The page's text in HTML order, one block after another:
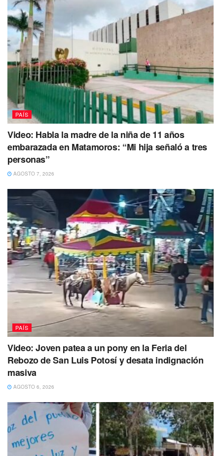
PAÍS
Video: Habla la madre de la niña de 11 años
embarazada en Matamoros: “Mi hija señaló a tres
personas”
AGOSTO 7, 2026
PAÍS
Video: Joven patea a un pony en la Feria del
Rebozo de San Luis Potosí y desata indignación
masiva
AGOSTO 6, 2026